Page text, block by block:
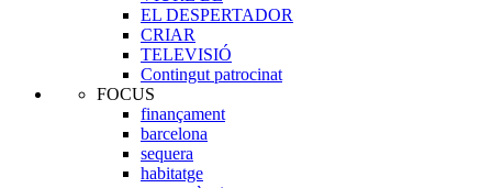
EL DESPERTADOR
CRIAR
TELEVISIÓ
Contingut patrocinat
FOCUS
finançament
barcelona
sequera
habitatge